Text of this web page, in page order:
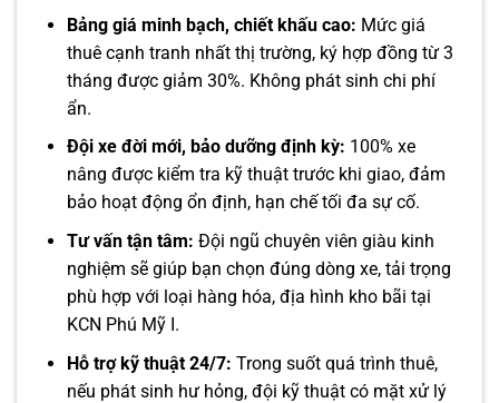
Bảng giá minh bạch, chiết khấu cao: Mức giá
thuê cạnh tranh nhất thị trường, ký hợp đồng từ 3
tháng được giảm 30%. Không phát sinh chi phí
ẩn.
Đội xe đời mới, bảo dưỡng định kỳ: 100% xe
nâng được kiểm tra kỹ thuật trước khi giao, đảm
bảo hoạt động ổn định, hạn chế tối đa sự cố.
Tư vấn tận tâm: Đội ngũ chuyên viên giàu kinh
nghiệm sẽ giúp bạn chọn đúng dòng xe, tải trọng
phù hợp với loại hàng hóa, địa hình kho bãi tại
KCN Phú Mỹ I.
Hỗ trợ kỹ thuật 24/7: Trong suốt quá trình thuê,
nếu phát sinh hư hỏng, đội kỹ thuật có mặt xử lý